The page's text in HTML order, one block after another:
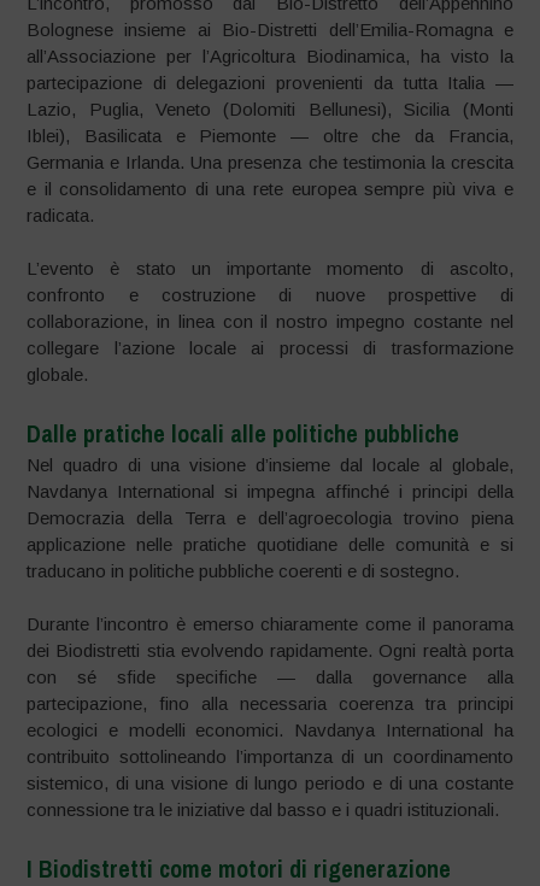
Bolognese insieme ai Bio-Distretti dell’Emilia-Romagna e
all’Associazione per l’Agricoltura Biodinamica, ha visto la
partecipazione di delegazioni provenienti da tutta Italia —
Lazio, Puglia, Veneto (Dolomiti Bellunesi), Sicilia (Monti
Iblei), Basilicata e Piemonte — oltre che da Francia,
Germania e Irlanda. Una presenza che testimonia la crescita
e il consolidamento di una rete europea sempre più viva e
radicata.
L’evento è stato un importante momento di ascolto,
confronto e costruzione di nuove prospettive di
collaborazione, in linea con il nostro impegno costante nel
collegare l’azione locale ai processi di trasformazione
globale.
Dalle pratiche locali alle politiche pubbliche
Nel quadro di una visione d’insieme dal locale al globale,
Navdanya International si impegna affinché i principi della
Democrazia della Terra e dell’agroecologia trovino piena
applicazione nelle pratiche quotidiane delle comunità e si
traducano in politiche pubbliche coerenti e di sostegno.
Durante l’incontro è emerso chiaramente come il panorama
dei Biodistretti stia evolvendo rapidamente. Ogni realtà porta
con sé sfide specifiche — dalla governance alla
partecipazione, fino alla necessaria coerenza tra principi
ecologici e modelli economici. Navdanya International ha
contribuito sottolineando l’importanza di un coordinamento
sistemico, di una visione di lungo periodo e di una costante
connessione tra le iniziative dal basso e i quadri istituzionali.
I Biodistretti come motori di rigenerazione